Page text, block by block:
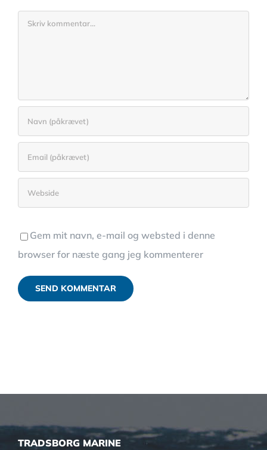
Comment
Gem mit navn, e-mail og websted i denne
browser for næste gang jeg kommenterer
TRADSBORG MARINE